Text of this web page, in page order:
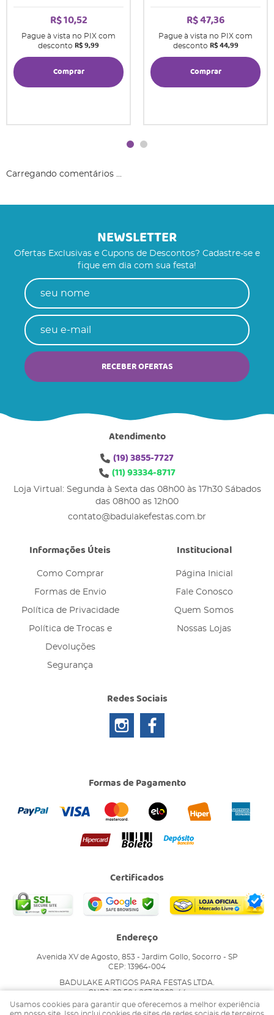
R$ 10,52
Pague à vista no PIX com
desconto R$ 9,99
Comprar
R$ 47,36
Pague à vista no PIX com
desconto R$ 44,99
Comprar
Carregando comentários ...
NEWSLETTER
Ofertas Exclusivas e Cupons de Descontos? Cadastre-se e
fique em dia com sua festa!
RECEBER OFERTAS
Atendimento
(19)3855-7727
(11)93334-8717
Loja Virtual: Segunda à Sexta das 08h00 às 17h30 Sábados
das 08h00 as 12h00
contato@badulakefestas.com.br
Informações Úteis
Como Comprar
Formas de Envio
Política de Privacidade
Política de Trocas e
Devoluções
Segurança
Institucional
Página Inicial
Fale Conosco
Quem Somos
Nossas Lojas
Redes Sociais
Formas de Pagamento
Certificados
Endereço
Avenida XV de Agosto, 853- Jardim Gollo, Socorro - SP
CEP: 13964-004
BADULAKE ARTIGOS PARA FESTAS LTDA.
CNPJ: 02.504.263/0002-44
Usamos cookies para garantir que oferecemos a melhor experiência